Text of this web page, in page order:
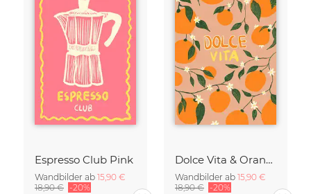
Espresso Club Pink
Wandbilder ab 15,90 €
18,90 € -20%
Dolce Vita & Orangen
Wandbilder ab 15,90 €
18,90 € -20%